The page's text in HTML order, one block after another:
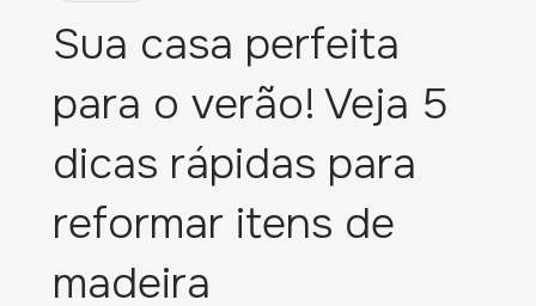
Sua casa perfeita
para o verão! Veja 5
dicas rápidas para
reformar itens de
madeira